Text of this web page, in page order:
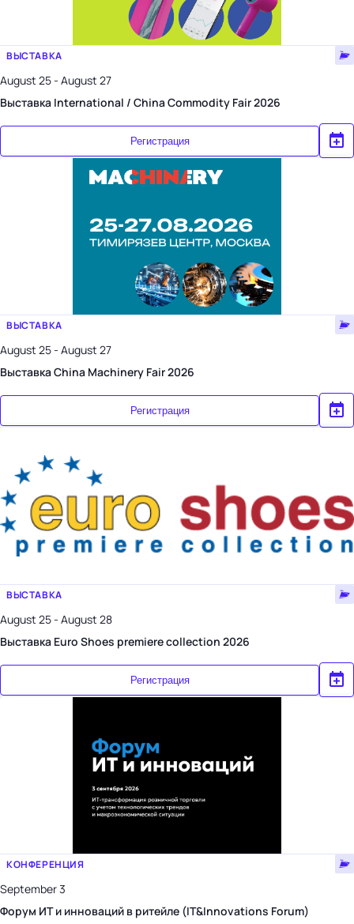
ВЫСТАВКА
August 25 - August 27
Выставка International / China Commodity Fair 2026
Регистрация
ВЫСТАВКА
August 25 - August 27
Выставка China Machinery Fair 2026
Регистрация
ВЫСТАВКА
August 25 - August 28
Выставка Euro Shoes premiere collection 2026
Регистрация
КОНФЕРЕНЦИЯ
September 3
Форум ИТ и инноваций в ритейле (IT&Innovations Forum)